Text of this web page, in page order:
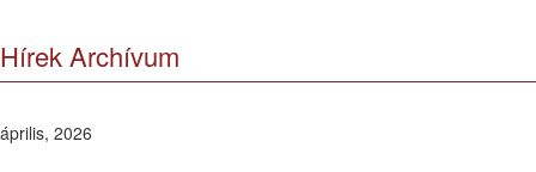
Hírek Archívum
április, 2026